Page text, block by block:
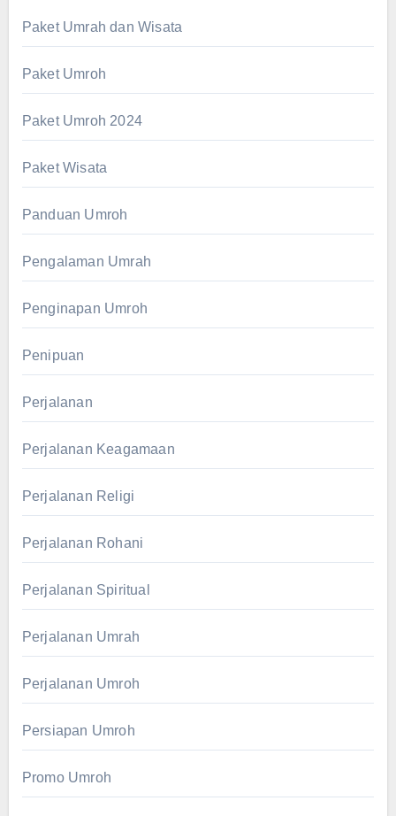
Paket Umrah dan Wisata
Paket Umroh
Paket Umroh 2024
Paket Wisata
Panduan Umroh
Pengalaman Umrah
Penginapan Umroh
Penipuan
Perjalanan
Perjalanan Keagamaan
Perjalanan Religi
Perjalanan Rohani
Perjalanan Spiritual
Perjalanan Umrah
Perjalanan Umroh
Persiapan Umroh
Promo Umroh